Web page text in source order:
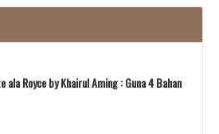
ala Royce by Khairul Aming : Guna 4 Bahan